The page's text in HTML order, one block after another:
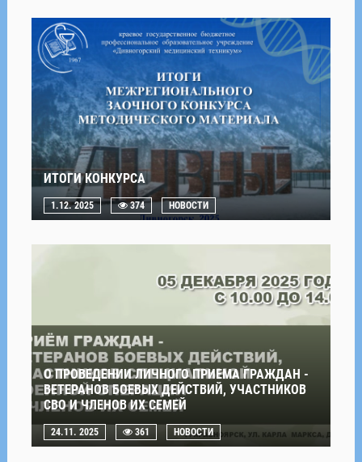
ИТОГИ КОНКУРСА
1.12. 2025 374 НОВОСТИ
О ПРОВЕДЕНИИ ЛИЧНОГО ПРИЕМА ГРАЖДАН -
ВЕТЕРАНОВ БОЕВЫХ ДЕЙСТВИЙ, УЧАСТНИКОВ
СВО И ЧЛЕНОВ ИХ СЕМЕЙ
24.11. 2025 361 НОВОСТИ